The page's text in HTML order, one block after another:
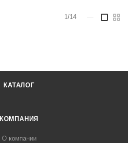
1/14
КАТАЛОГ
КОМПАНИЯ
О компании